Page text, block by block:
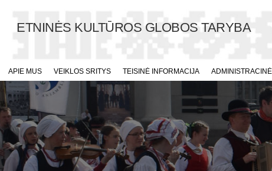
ETNINĖS KULTŪROS GLOBOS TARYBA
APIE MUS VEIKLOS SRITYS TEISINĖ INFORMACIJA